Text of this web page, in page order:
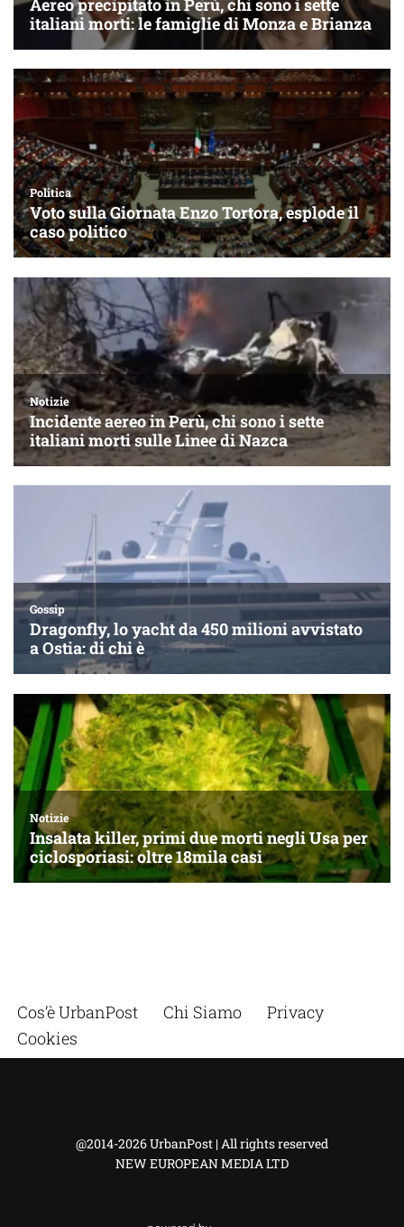
Cos’è UrbanPost Chi Siamo
Privacy
Cookies
@2014-2026 UrbanPost | All rights reserved
NEW EUROPEAN MEDIA LTD